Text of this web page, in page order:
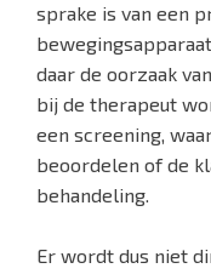
sprake is van een
daar de oorzaak
bij de therapeut
een screening,
beoordelen of de
behandeling.
Er wordt dus niet